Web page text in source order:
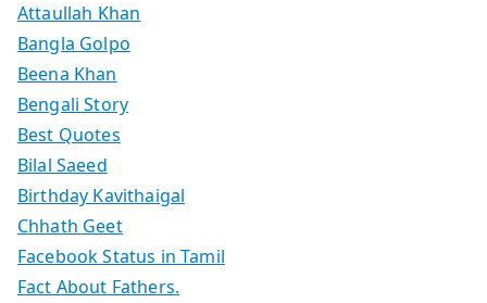
Attaullah Khan
Bangla Golpo
Beena Khan
Bengali Story
Best Quotes
Bilal Saeed
Birthday Kavithaigal
Chhath Geet
Facebook Status in Tamil
Fact About Fathers.